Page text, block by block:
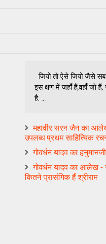
जियो तो ऐसे जियो जैसे
इस क्षण में जहाँ हैं,वहाँ जो
है. ...
महावीर सरन जैन का
उपलब्ध प्रथम साहित्यिक
गोवर्धन यादव का
गोवर्धन यादव का आलेख -
कितने प्रासंगिक हैं श्रीराम